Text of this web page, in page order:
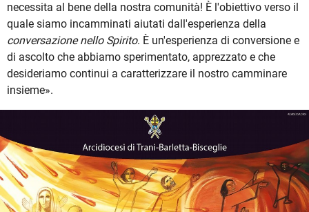
necessita al bene della nostra comunità! È l'obiettivo verso il
quale siamo incamminati aiutati dall'esperienza della
conversazione nello Spirito. È un'esperienza di conversione e
di ascolto che abbiamo sperimentato, apprezzato e che
desideriamo continui a caratterizzare il nostro camminare
insieme».